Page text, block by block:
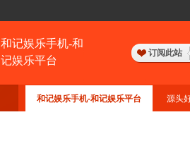
和记娱乐手机-和
记娱乐平台
订阅此站
和记娱乐手机-和记娱乐平台 源头